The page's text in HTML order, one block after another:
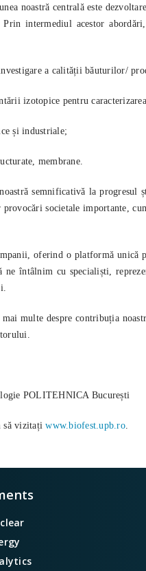
noastră centrală este
intermediul acestor
a calității băuturilor/
izotopice pentru
și industriale;
membrane.
semnificativă la
societale importante,
oferind o platformă
întâlnim cu specialiști,
multe despre contribuția
POLITEHNICA București
să vizitațiwww.biofest.upb.ro.